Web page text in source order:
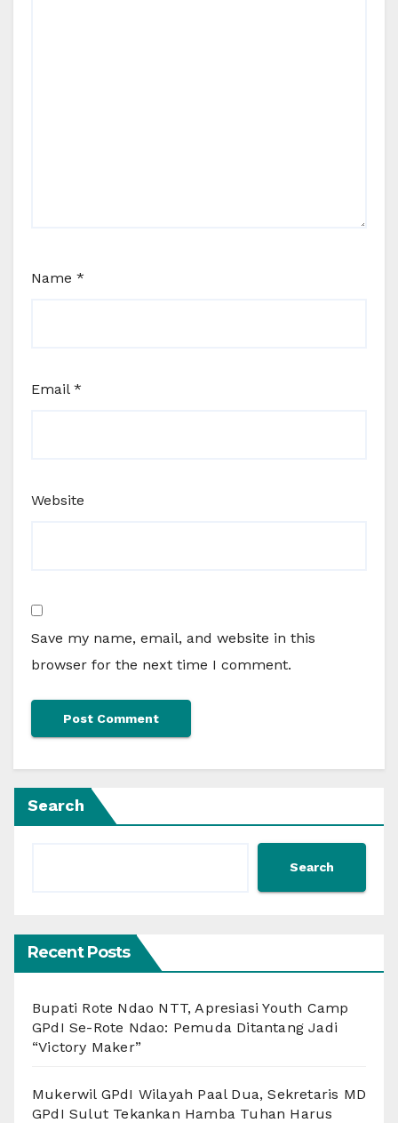
Name *
Email *
Website
Save my name, email, and website in this
browser for the next time I comment.
Search
Search
Recent Posts
Bupati Rote Ndao NTT, Apresiasi Youth Camp
GPdI Se-Rote Ndao: Pemuda Ditantang Jadi
“Victory Maker”
Mukerwil GPdI Wilayah Paal Dua, Sekretaris MD
GPdI Sulut Tekankan Hamba Tuhan Harus